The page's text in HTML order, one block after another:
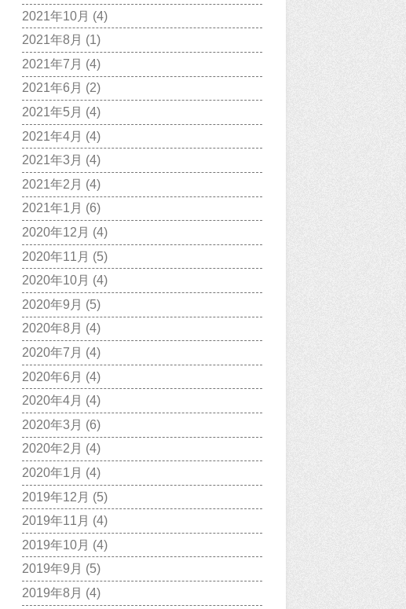
2021年10月 (4)
2021年8月 (1)
2021年7月 (4)
2021年6月 (2)
2021年5月 (4)
2021年4月 (4)
2021年3月 (4)
2021年2月 (4)
2021年1月 (6)
2020年12月 (4)
2020年11月 (5)
2020年10月 (4)
2020年9月 (5)
2020年8月 (4)
2020年7月 (4)
2020年6月 (4)
2020年4月 (4)
2020年3月 (6)
2020年2月 (4)
2020年1月 (4)
2019年12月 (5)
2019年11月 (4)
2019年10月 (4)
2019年9月 (5)
2019年8月 (4)